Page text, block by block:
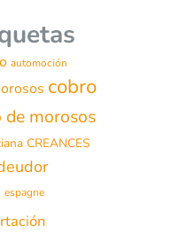
automoción
cobro
de morosos
CREANCES
espagne